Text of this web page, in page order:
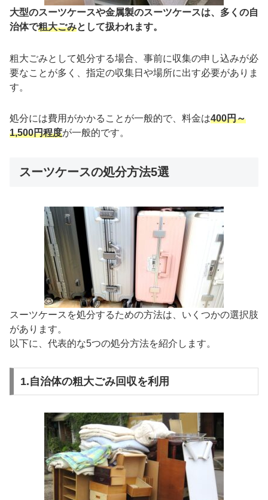
大型のスーツケースや金属製のスーツケースは、多くの自
治体で粗大ごみとして扱われます。
粗大ごみとして処分する場合、事前に収集の申し込みが必
要なことが多く、指定の収集日や場所に出す必要がありま
す。
処分には費用がかかることが一般的で、料金は400円～
1,500円程度が一般的です。
スーツケースの処分方法5選
スーツケースを処分するための方法は、いくつかの選択肢
があります。
以下に、代表的な5つの処分方法を紹介します。
1.自治体の粗大ごみ回収を利用